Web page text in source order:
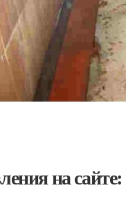
на сайте: